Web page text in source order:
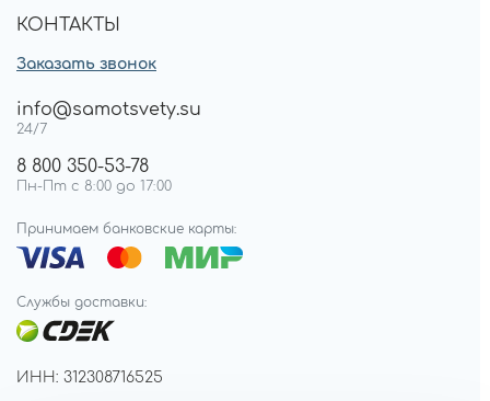
КОНТАКТЫ
Заказать звонок
info@samotsvety.su
24/7
8 800 350-53-78
Пн-Пт с 8:00 до 17:00
Принимаем банковские карты:
Службы доставки:
ИНН: 312308716525